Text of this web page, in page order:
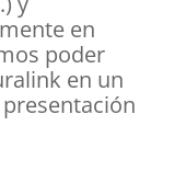
en
poder
en un